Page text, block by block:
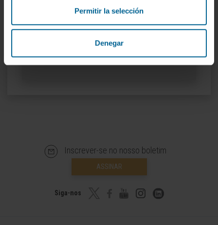
Permitir la selección
Denegar
SCOPUS
Inscrever-se no nosso boletim
ASSINAR
Siga-nos